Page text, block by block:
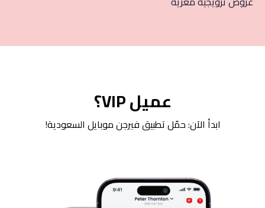
عميل VIP؟
ابدأ الآن: حمّل تطبيق فيرجن موبايل السعودية!